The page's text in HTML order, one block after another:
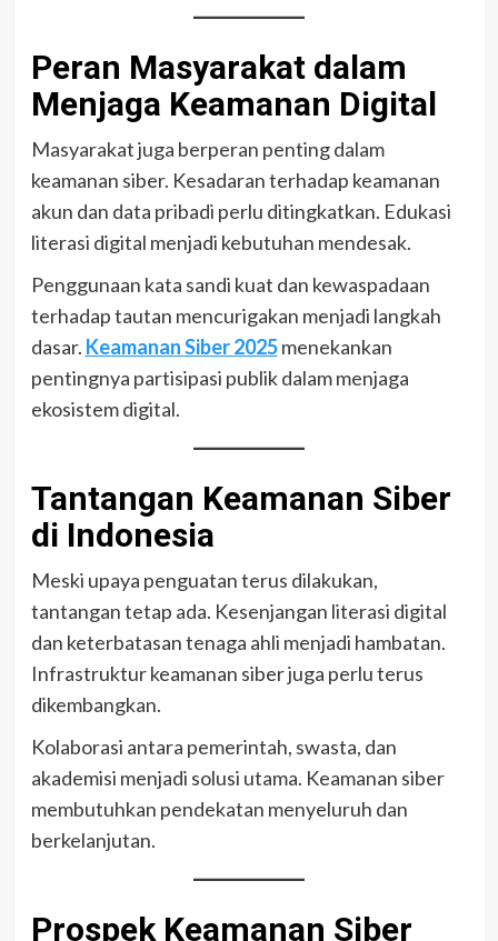
Peran Masyarakat dalam
Menjaga Keamanan Digital
Masyarakat juga berperan penting dalam
keamanan siber. Kesadaran terhadap keamanan
akun dan data pribadi perlu ditingkatkan. Edukasi
literasi digital menjadi kebutuhan mendesak.
Penggunaan kata sandi kuat dan kewaspadaan
terhadap tautan mencurigakan menjadi langkah
dasar. Keamanan Siber 2025menekankan
pentingnya partisipasi publik dalam menjaga
ekosistem digital.
Tantangan Keamanan Siber
di Indonesia
Meski upaya penguatan terus dilakukan,
tantangan tetap ada. Kesenjangan literasi digital
dan keterbatasan tenaga ahli menjadi hambatan.
Infrastruktur keamanan siber juga perlu terus
dikembangkan.
Kolaborasi antara pemerintah, swasta, dan
akademisi menjadi solusi utama. Keamanan siber
membutuhkan pendekatan menyeluruh dan
berkelanjutan.
Prospek Keamanan Siber